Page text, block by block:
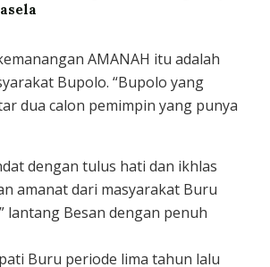
AMANAH itu adalah
Bupolo. “Bupolo yang
dua calon pemimpin yang punya
dengan tulus hati dan ikhlas
amanat dari masyarakat Buru
lantang Besan dengan penuh
Buru periode lima tahun lalu